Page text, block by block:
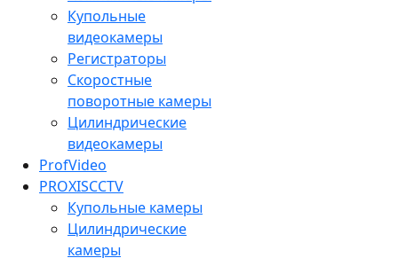
Купольные
видеокамеры
Регистраторы
Скоростные
поворотные камеры
Цилиндрические
видеокамеры
ProfVideo
PROXISCCTV
Купольные камеры
Цилиндрические
камеры